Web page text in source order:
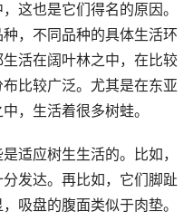
这也是它们得名的原因。
，不同品种的具体生活环
活在阔叶林之中，在比较
比较广泛。尤其是在东亚
，生活着很多树蛙。
适应树生生活的。比如，
发达。再比如，它们脚趾
吸盘的腹面类似于肉垫。